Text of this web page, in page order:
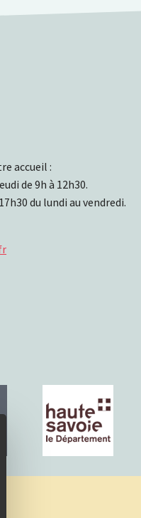
accueil :
de 9h à 12h30.
du lundi au vendredi.